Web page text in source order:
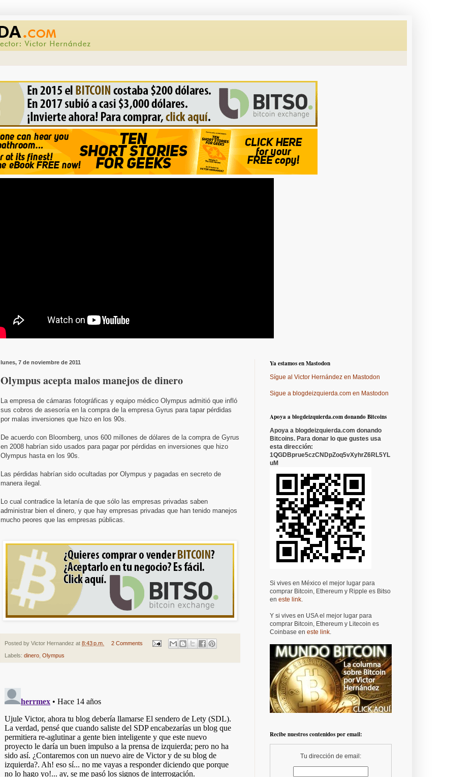
lunes, 7 de noviembre de 2011
Olympus acepta malos manejos de dinero
La empresa de cámaras fotográficas y equipo médico Olympus admitió que infló
sus cobros de asesoría en la compra de la empresa Gyrus para tapar pérdidas
por malas inversiones que hizo en los 90s.
De acuerdo con Bloomberg, unos 600 millones de dólares de la compra de Gyrus
en 2008 habrían sido usados para pagar por pérdidas en inversiones que hizo
Olympus hasta en los 90s.
Las pérdidas habrían sido ocultadas por Olympus y pagadas en secreto de
manera ilegal.
Lo cual contradice la letanía de que sólo las empresas privadas saben
administrar bien el dinero, y que hay empresas privadas que han tenido manejos
mucho peores que las empresas públicas.
Posted by Victor Hernandez at 8:43 p.m. 2 Comments
Labels: dinero Olympus
Ya estamos en Mastodon
Sígue al Victor Hernández en Mastodon
Sigue a blogdeizquierda.com en Mastodon
Apoya a blogdeizquierda.com donando Bitcoins
Apoya a blogdeizquierda.com donando
Bitcoins. Para donar lo que gustes usa
esta dirección:
1QGDBprue5czCNDpZoq5vXyhrZ6RL5YL
uM
Si vives en México el mejor lugar para
comprar Bitcoin, Ethereum y Ripple es Bitso
en este link.
Y si vives en USA el mejor lugar para
comprar Bitcoin, Ethereum y Litecoin es
Coinbase en este link.
Recibe nuestros contenidos por email:
Tu dirección de email: